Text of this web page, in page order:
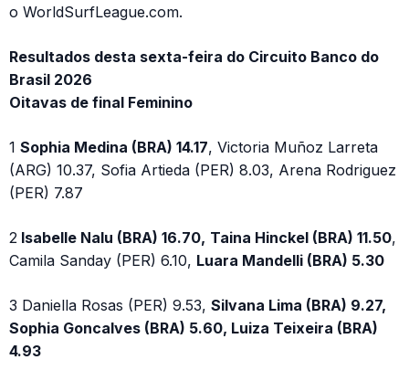
o WorldSurfLeague.com.
Resultados desta sexta-feira do Circuito Banco do
Brasil 2026
Oitavas de final Feminino
1 Sophia Medina (BRA) 14.17, Victoria Muñoz Larreta
(ARG) 10.37, Sofia Artieda (PER) 8.03, Arena Rodriguez
(PER) 7.87
2 Isabelle Nalu (BRA) 16.70, Taina Hinckel (BRA) 11.50,
Camila Sanday (PER) 6.10, Luara Mandelli (BRA) 5.30
3 Daniella Rosas (PER) 9.53, Silvana Lima (BRA) 9.27,
Sophia Goncalves (BRA) 5.60, Luiza Teixeira (BRA)
4.93